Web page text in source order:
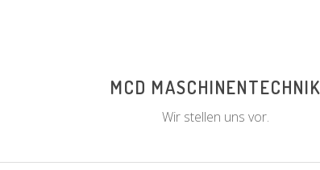
MCD MASCHINENTECHNIK
Wir stellen uns vor.